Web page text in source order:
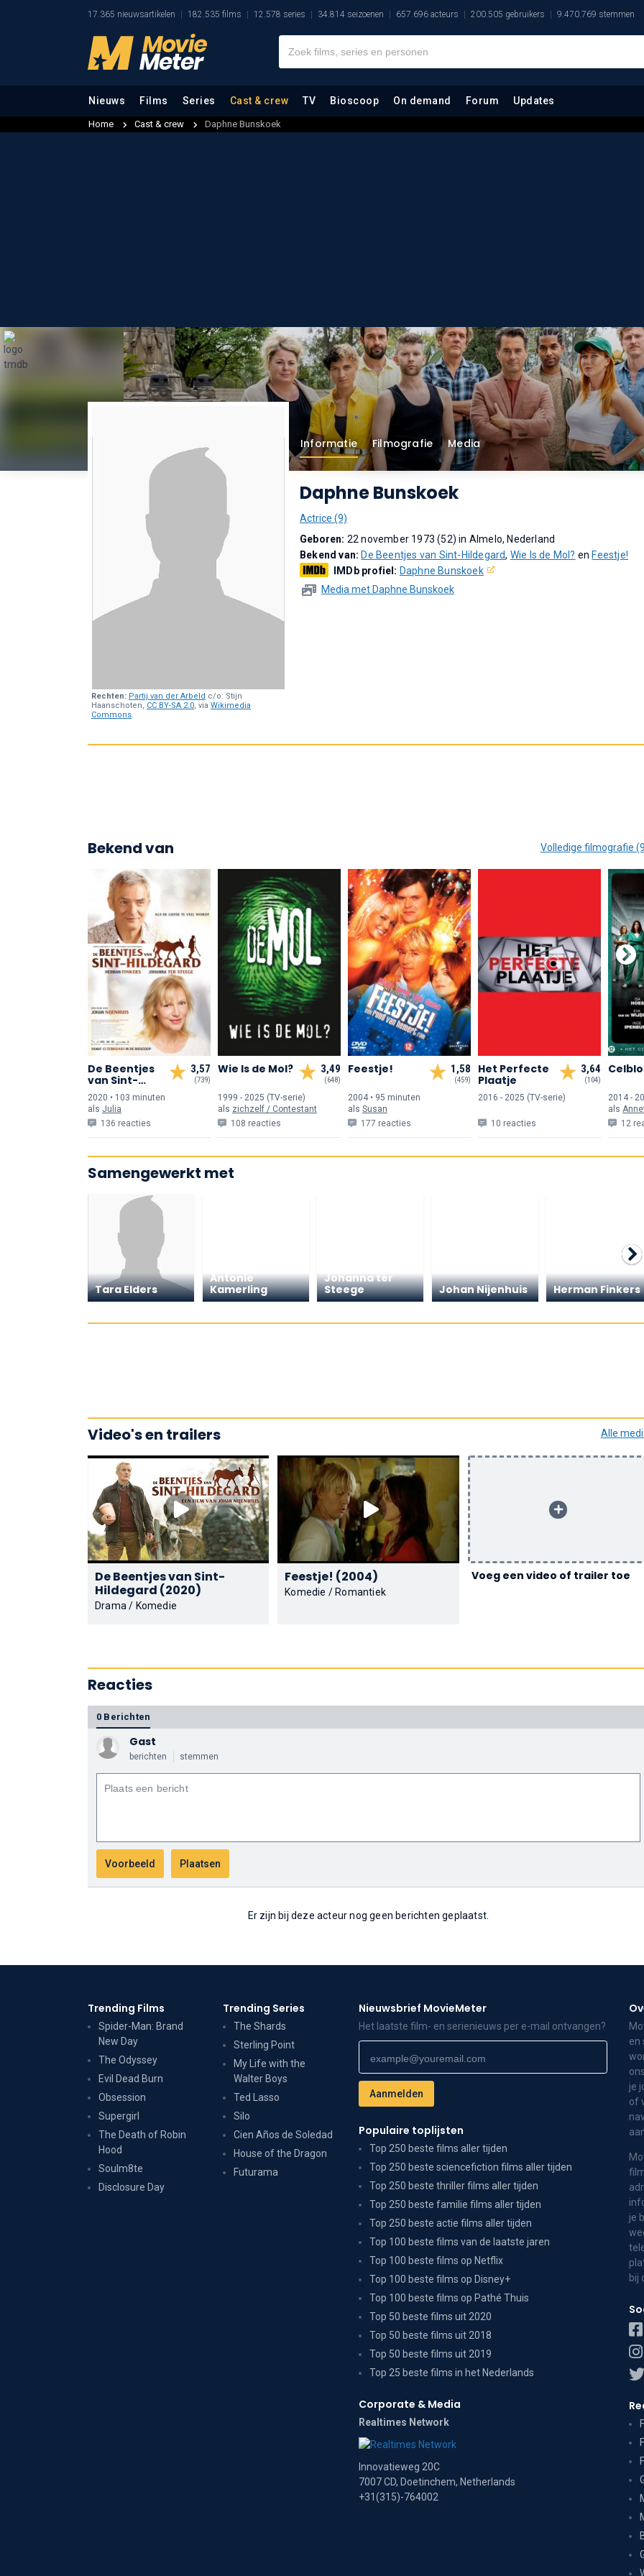
17.365 nieuwsartikelen 182.535 films 12.578 series 34.814 seizoenen 657.696 acteurs 200.505 gebruikers 9.470.769 stemmen
Nieuws Films Series Cast & crew TV Bioscoop On demand Forum Updates
Home Cast & crew Daphne Bunskoek
Rechten: Partij van der Arbeld c/o: Stijn
Haanschoten, CC BY-SA 2.0, via Wikimedia
Commons.
Informatie Filmografie Media
Daphne Bunskoek
Actrice (9)
Geboren: 22 november 1973 (52) in Almelo, Nederland
Bekend van: De Beentjes van Sint-Hildegard, Wie Is de Mol? en Feestje!
IMDb profiel: Daphne Bunskoek
Media met Daphne Bunskoek
Bekend van Volledige filmografie
3,57
(739)
De Beentjes
van Sint-
Hildegard
2020 • 103 minuten
als Julia
136 reacties
3,49
(648)
Wie Is de Mol?
1999 - 2025 (TV-serie)
als zichzelf / Contestant
108 reacties
1,58
(459)
Feestje!
2004 • 95 minuten
als Susan
177 reacties
3,64
(104)
Het Perfecte
Plaatje
2016 - 2025 (TV-serie)
10 reacties
2014 -
als
12
Samengewerkt met
Tara Elders
Antonie
Kamerling
Johanna ter
Steege
Johan Nijenhuis Herman Finkers
Video's en trailers Alle
De Beentjes van Sint-
Hildegard (2020)
Drama / Komedie
Feestje! (2004)
Komedie / Romantiek
Voeg een video of trailer toe
Reacties
0 Berichten
Gast
berichten stemmen
Er zijn bij deze acteur nog geen berichten geplaatst.
Trending Films
Spider-Man: Brand
New Day
The Odyssey
Evil Dead Burn
Obsession
Supergirl
The Death of Robin
Hood
Soulm8te
Disclosure Day
Trending Series
The Shards
Sterling Point
My Life with the
Walter Boys
Ted Lasso
Silo
Cien Años de Soledad
House of the Dragon
Futurama
Nieuwsbrief MovieMeter
Het laatste film- en serienieuws per e-mail ontvangen?
Populaire toplijsten
Top 250 beste films aller tijden
Top 250 beste sciencefiction films aller tijden
Top 250 beste thriller films aller tijden
Top 250 beste familie films aller tijden
Top 250 beste actie films aller tijden
Top 100 beste films van de laatste jaren
Top 100 beste films op Netflix
Top 100 beste films op Disney+
Top 100 beste films op Pathé Thuis
Top 50 beste films uit 2020
Top 50 beste films uit 2018
Top 50 beste films uit 2019
Top 25 beste films in het Nederlands
Corporate & Media
Realtimes Network
Innovatieweg 20C
7007 CD, Doetinchem, Netherlands
+31(315)-764002
en
je
of
je
bij